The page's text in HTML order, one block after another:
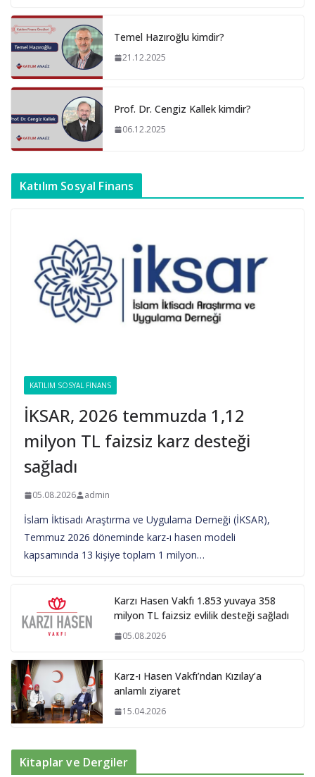
Temel Hazıroğlu kimdir?
21.12.2025
Prof. Dr. Cengiz Kallek kimdir?
06.12.2025
Katılım Sosyal Finans
KATILIM SOSYAL FINANS
İKSAR, 2026 temmuzda 1,12
milyon TL faizsiz karz desteği
sağladı
05.08.2026 admin
İslam İktisadı Araştırma ve Uygulama Derneği (İKSAR),
Temmuz 2026 döneminde karz-ı hasen modeli
kapsamında 13 kişiye toplam 1 milyon…
Karzı Hasen Vakfı 1.853 yuvaya 358
milyon TL faizsiz evlilik desteği sağladı
05.08.2026
Karz-ı Hasen Vakfı’ndan Kızılay’a
anlamlı ziyaret
15.04.2026
Kitaplar ve Dergiler